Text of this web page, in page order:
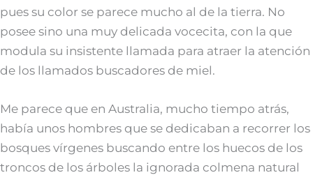
pues su color se parece mucho al de la tierra. No
posee sino una muy delicada vocecita, con la que
modula su insistente llamada para atraer la atención
de los llamados buscadores de miel.
Me parece que en Australia, mucho tiempo atrás,
había unos hombres que se dedicaban a recorrer los
bosques vírgenes buscando entre los huecos de los
troncos de los árboles la ignorada colmena natural